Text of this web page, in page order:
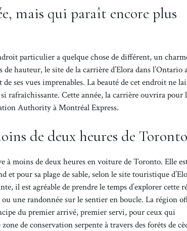
mais qui paraît encore plus
particulier a quelque chose de différent, un
hauteur, le site de la carrière d’Elora dans l’Ontario
ses vues imprenables. La beauté de cet endroit ne
rafraîchissante. Cette année, la carrière ouvrira pour
Authority à Montréal Express.
de deux heures de Toronto
à moins de deux heures en voiture de Toronto. Elle
pour sa plage de sable, selon le site touristique
il est agréable de prendre le temps d’explorer cette
une randonnée sur le sentier en boucle. La région
du premier arrivé, premier servi, pour ceux qui
de conservation serpente à travers des forêts de